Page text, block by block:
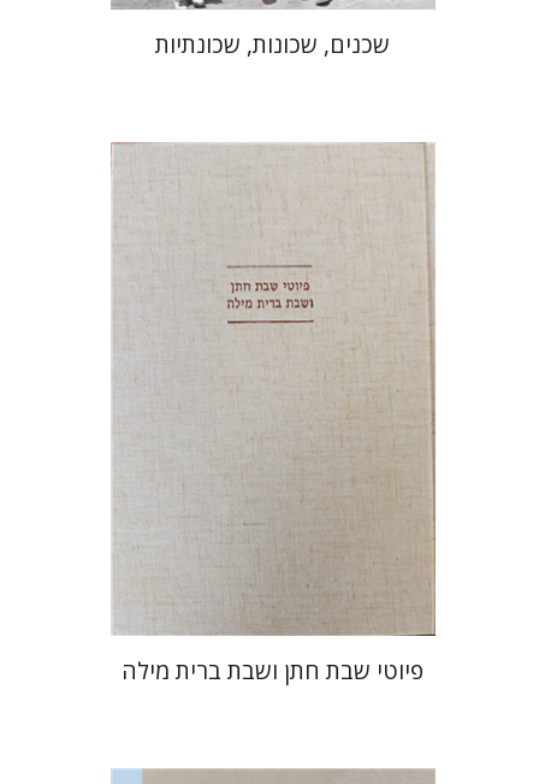
שכנים, שכונות, שכונתיות
הנחת אתר ספר מודפס
פיוטי שבת חתן ושבת ברית מילה